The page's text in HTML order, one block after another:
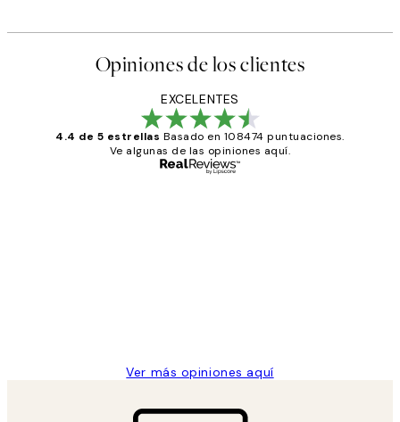
Opiniones de los clientes
EXCELENTES
4.4 de 5 estrellas Basado en 108474 puntuaciones.
Ve algunas de las opiniones aquí.
Ver más opiniones aquí